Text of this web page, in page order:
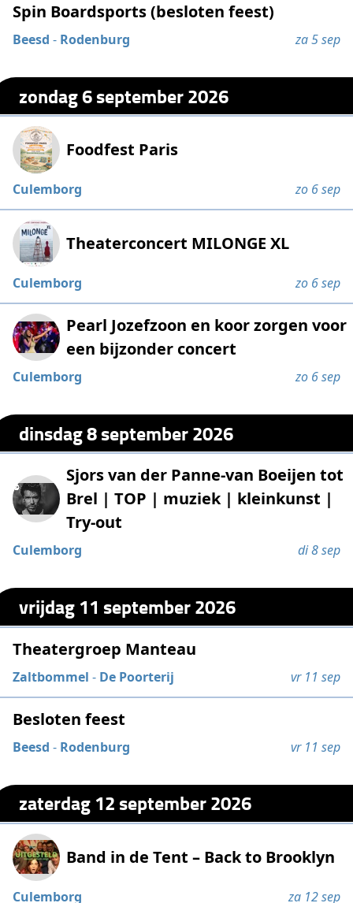
Spin Boardsports (besloten feest)
Beesd - Rodenburg za 5 sep
zondag 6 september 2026
Foodfest Paris
Culemborg zo 6 sep
Theaterconcert MILONGE XL
Culemborg zo 6 sep
Pearl Jozefzoon en koor zorgen voor
een bijzonder concert
Culemborg zo 6 sep
dinsdag 8 september 2026
Sjors van der Panne-van Boeijen tot
Brel | TOP | muziek | kleinkunst |
Try-out
Culemborg di 8 sep
vrijdag 11 september 2026
Theatergroep Manteau
Zaltbommel - De Poorterij vr 11 sep
Besloten feest
Beesd - Rodenburg vr 11 sep
zaterdag 12 september 2026
Band in de Tent – Back to Brooklyn
Culemborg za 12 sep